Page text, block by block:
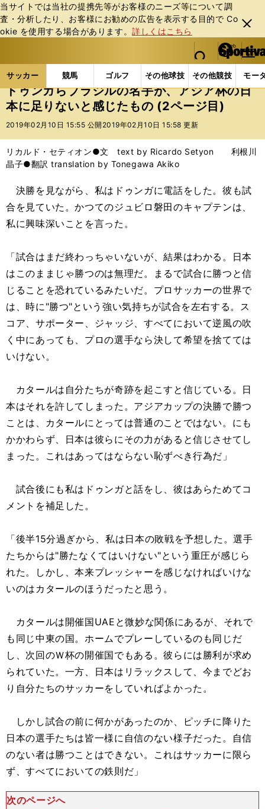
当サイトでは当社の提携先等がお客様のニーズ等について調
査・分析したり、お客様にお勧めの広告を表⽰する⽬的で Co
okie を使⽤する場合があります。詳しくはこちら
閉じ
る
web Sportiva (webスポルティーバ)
検索
マイペ
ー
ジ
メニュ
サッカー 競馬 ゴルフ その他球技 その他競技 モー
ス
ポ
ル
バ
サッカーの記事一覧 サッカー代表 日本代表 ド
ドゥンガらブラジルの名手が、アジア杯の日
本に足りないと感じたもの (2ページ目)
2019年02月10日 15:55 公開 2019年02月10日 15:58 更新
リカルド・セティオン●文 text by Ricardo Setyon 利根川
晶子●翻訳 translation by Tonegawa Akiko
決勝を見ながら、私はドゥンガに電話をした。彼も試
合を見ていた。かつてのジュビロ磐田のキャプテンは、
私に興味深いことを言った。
「試合はまだ終わっちゃいないが、結果はわかる。日本
はこのままじゃ勝つのは無理だ。まるで試合に勝つと信
じることを恐れているみたいだ。プロサッカーの世界で
は、時に"勝つ"という強い気持ちが試合を左右する。ス
コア、サポーター、ジャッジ、すべてにおいて逆風の吹
く中にあっても、プロの選手なら決して希望を捨てては
いけない。
カタールは自分たちが奇跡を起こすと信じている。日
本はそれを許してしまった。アジアカップの決勝で勝つ
ことは、カタールにとっては普通のことではない。にも
かかわらず、日本は彼らにその力があると信じさせてし
まった。これはあってはならない恥ずべき行為だ」
試合後にも私はドゥンガと話をし、彼はあらためてコ
メントを補足した。
「後半15分過ぎから、私は日本の敗戦を予想した。選手
たちからは"勝たなくてはいけない"という重圧が感じら
れた。しかし、本来プレッシャーを感じなければいけな
いのはカタールのほうだったと思う。
カタールは開催国UAEと微妙な関係にあるが、それで
も同じ中東の国。ホームでプレーしているのも同じだ
し、次回のＷ杯の開催国でもある。彼らには勝利が求め
られていた。一方、日本はリラックスして、今までどお
り自分たちのサッカーをしていればよかった。
しかし試合の前に何かがあったのか、ピッチに降りた
日本の選手たちは皆一様に自信のない様子だった。自信
のない者は勝つことはできない。これはサッカーに限ら
ず、すべてにおいての鉄則だ」
次のページへ